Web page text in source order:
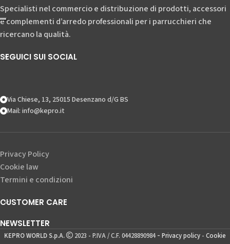
Specialisti nel commercio e distribuzione di prodotti, accessori
e complementi d’arredo professionali per i parrucchieri che
ricercano la qualità.
SEGUICI SUI SOCIAL
Via Chiese, 13, 25015 Desenzano d/G BS
Mail: info@kepro.it
Privacy Policy
Cookie law
Termini e condizioni
CUSTOMER CARE
NEWSLETTER
KEPRO WORLD S.p.A. 2023 - P.IVA / C.F. 04428890984 - Privacy policy - Cookie